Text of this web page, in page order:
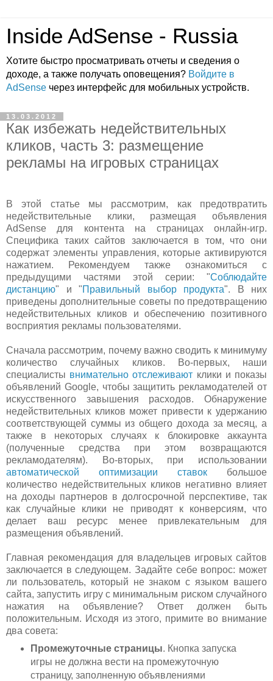
Inside AdSense - Russia
Хотите быстро просматривать отчеты и сведения о
доходе, а также получать оповещения? Войдите в
AdSense через интерфейс для мобильных устройств.
13.03.2012
Как избежать недействительных
кликов, часть 3: размещение
рекламы на игровых страницах
В этой статье мы рассмотрим, как предотвратить
недействительные клики, размещая объявления
AdSense для контента на страницах онлайн-игр.
Специфика таких сайтов заключается в том, что они
содержат элементы управления, которые активируются
нажатием. Рекомендуем также ознакомиться с
предыдущими частями этой серии: "Соблюдайте
дистанцию" и "Правильный выбор продукта". В них
приведены дополнительные советы по предотвращению
недействительных кликов и обеспечению позитивного
восприятия рекламы пользователями.
Сначала рассмотрим, почему важно сводить к минимуму
количество случайных кликов. Во-первых, наши
специалисты внимательно отслеживают клики и показы
объявлений Google, чтобы защитить рекламодателей от
искусственного завышения расходов. Обнаружение
недействительных кликов может привести к удержанию
соответствующей суммы из общего дохода за месяц, а
также в некоторых случаях к блокировке аккаунта
(полученные средства при этом возвращаются
рекламодателям). Во-вторых, при использовании
автоматической оптимизации ставок большое
количество недействительных кликов негативно влияет
на доходы партнеров в долгосрочной перспективе, так
как случайные клики не приводят к конверсиям, что
делает ваш ресурс менее привлекательным для
размещения объявлений.
Главная рекомендация для владельцев игровых сайтов
заключается в следующем. Задайте себе вопрос: может
ли пользователь, который не знаком с языком вашего
сайта, запустить игру с минимальным риском случайного
нажатия на объявление? Ответ должен быть
положительным. Исходя из этого, примите во внимание
два совета:
Промежуточные страницы. Кнопка запуска
игры не должна вести на промежуточную
страницу, заполненную объявлениями